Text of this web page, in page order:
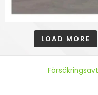
LOAD MORE